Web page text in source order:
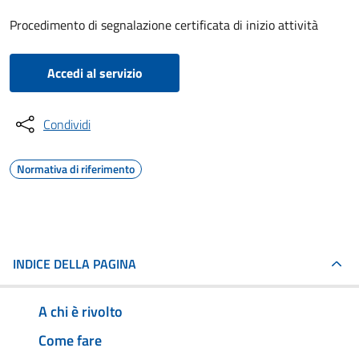
Procedimento di segnalazione certificata di inizio attività
Accedi al servizio
Condividi
Normativa di riferimento
INDICE DELLA PAGINA
A chi è rivolto
Come fare